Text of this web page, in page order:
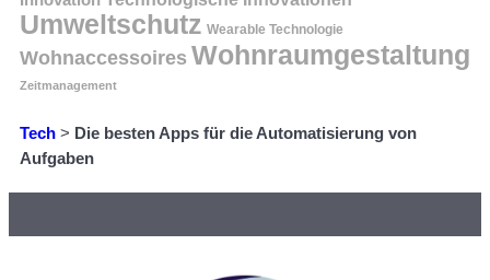
Umweltschutz Wearable Technologie
Wohnaccessoires Wohnraumgestaltung
Zeitmanagement
Tech > Die besten Apps für die Automatisierung von
Aufgaben